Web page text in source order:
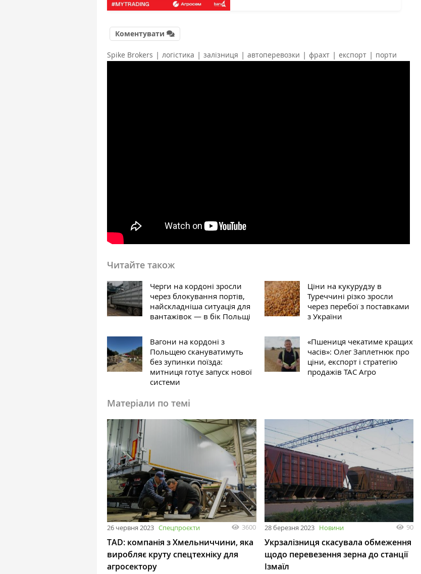
Коментувати
Spike Brokers | логістика | залізниця | автоперевозки | фрахт | експорт | порти
Читайте також
Черги на кордоні зросли
через блокування портів,
найскладніша ситуація для
вантажівок — в бік Польщі
Ціни на кукурудзу в
Туреччині різко зросли
через перебої з поставками
з України
Вагони на кордоні з
Польщею скануватимуть
без зупинки поїзда:
митниця готує запуск нової
системи
«Пшениця чекатиме кращих
часів»: Олег Заплетнюк про
ціни, експорт і стратегію
продажів ТАС Агро
Матеріали по темі
26 червня 2023 Спецпроєкти 3600
ТAD: компанія з Хмельниччини, яка
виробляє круту спецтехніку для
агросектору
28 березня 2023 Новини 90
Укрзалізниця скасувала обмеження
щодо перевезення зерна до станції
Ізмаїл